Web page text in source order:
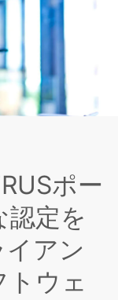
ポー
認定を
アン
トウェ